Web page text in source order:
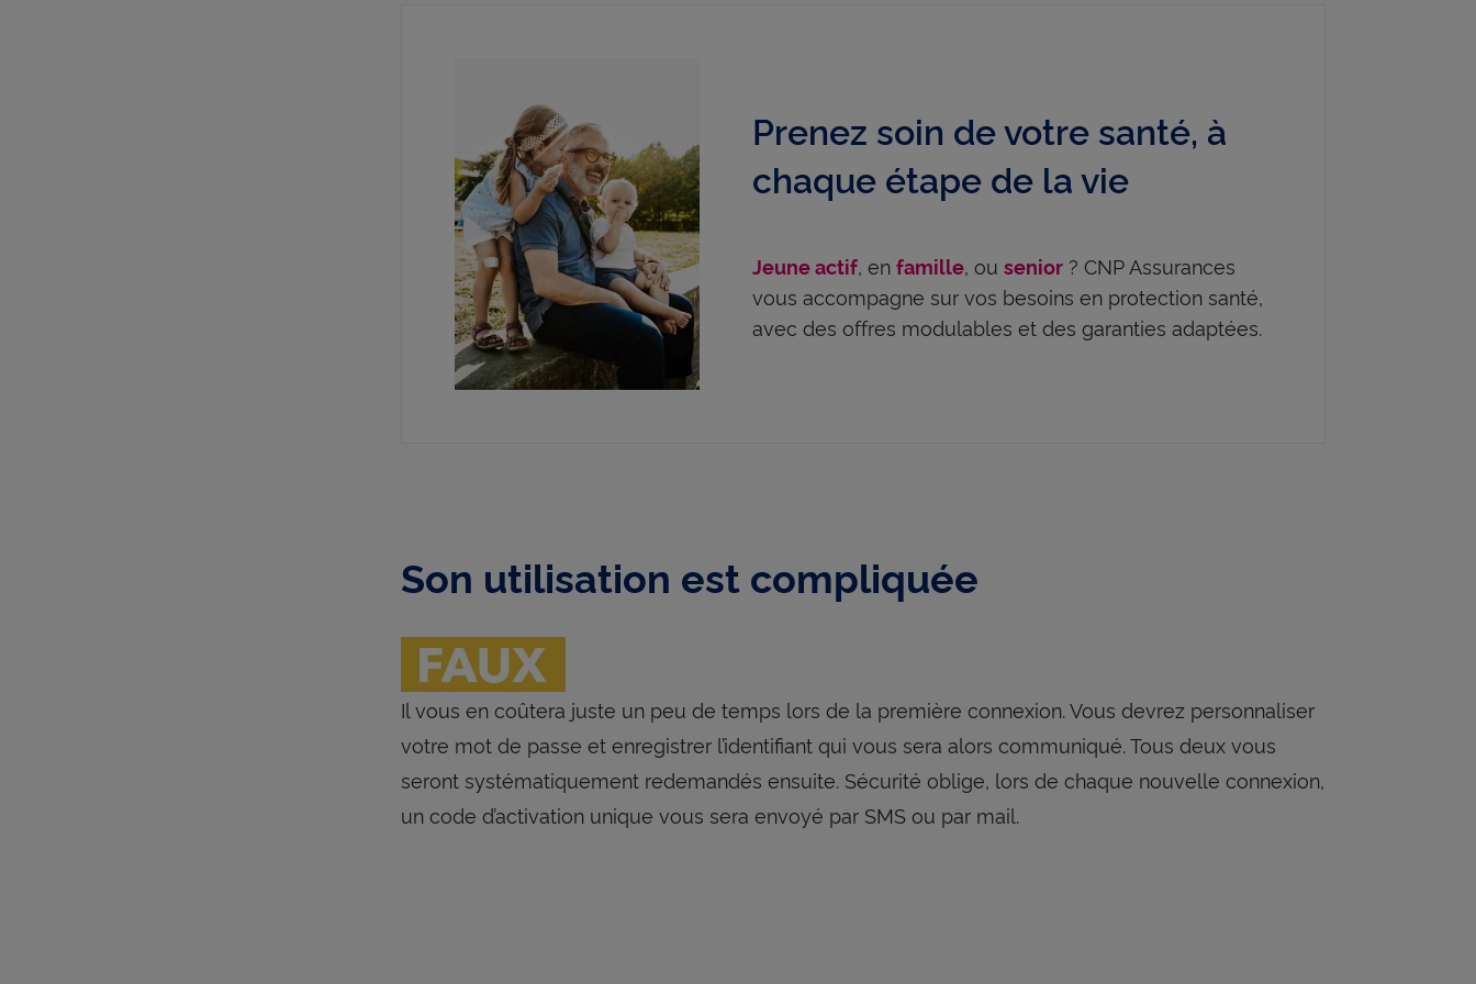
Prenez soin de votre santé, à
chaque étape de la vie
Jeune actif , enfamille , ousenior ? CNP Assurances
vous accompagne sur vos besoins en protection santé,
avec des offres modulables et des garanties adaptées.
Son utilisation est compliquée
Il vous en coûtera juste un peu de temps lors de la première connexion. Vous devrez personnaliser
votre mot de passe et enregistrer l’identifiant qui vous sera alors communiqué. Tous deux vous
seront systématiquement redemandés ensuite. Sécurité oblige, lors de chaque nouvelle connexion,
un code d’activation unique vous sera envoyé par SMS ou par mail.